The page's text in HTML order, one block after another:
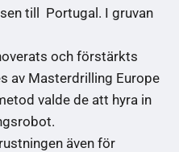
till Portugal. I gruvan
och förstärkts
av Masterdrilling Europe
valde de att hyra in
även för